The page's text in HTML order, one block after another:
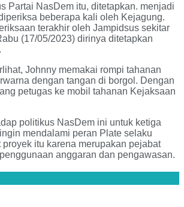
Partai NasDem itu, ditetapkan. menjadi
beberapa kali oleh Kejagung.
terakhir oleh Jampidsus sekitar
(17/05/2023) dirinya ditetapkan
Johnny memakai rompi tahanan
dengan tangan di borgol. Dengan
petugas ke mobil tahanan Kejaksaan
politikus NasDem ini untuk ketiga
mendalami peran Plate selaku
proyek itu karena merupakan pejabat
anggaran dan pengawasan.